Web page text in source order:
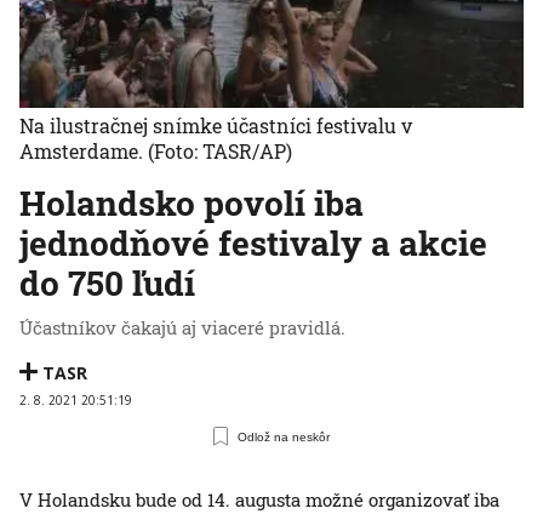
Holandsko povolí iba
jednodňové festivaly a akcie
do 750 ľudí
Účastníkov čakajú aj viaceré pravidlá.
TASR
2. 8. 2021 20:51:19
Odlož na neskôr
Na ilustračnej snímke účastníci festivalu v
Amsterdame. (Foto: TASR/AP)
V Holandsku bude od 14. augusta možné organizovať iba